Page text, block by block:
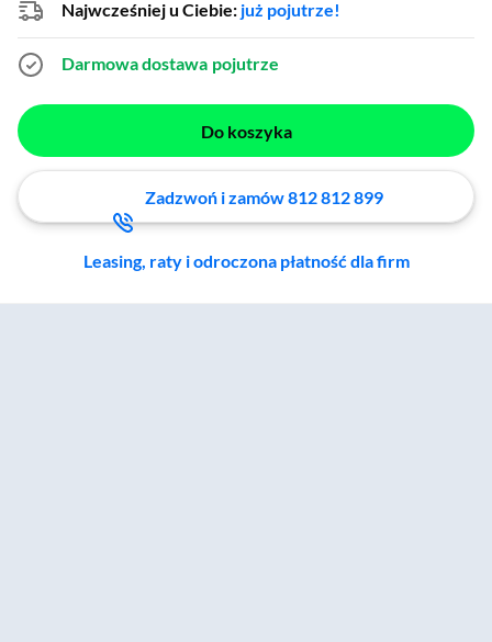
Najwcześniej u Ciebie: już pojutrze!
Darmowa dostawa pojutrze
Do koszyka
Zadzwoń i zamów 812 812 899
Leasing, raty i odroczona płatność dla firm